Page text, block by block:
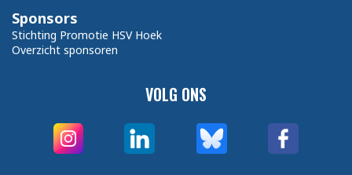
VOLG ONS
Sponsors
Stichting Promotie HSV Hoek
Overzicht sponsoren